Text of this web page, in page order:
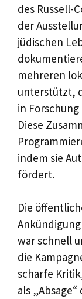
des Russell-
der
jüdischen
mehreren
unterstützt,
in
Diese
indem sie
fördert.
Die
war schnell
die
scharfe
als